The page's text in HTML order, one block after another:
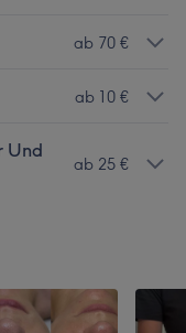
ab 70 €
ab 10 €
Und
ab 25 €